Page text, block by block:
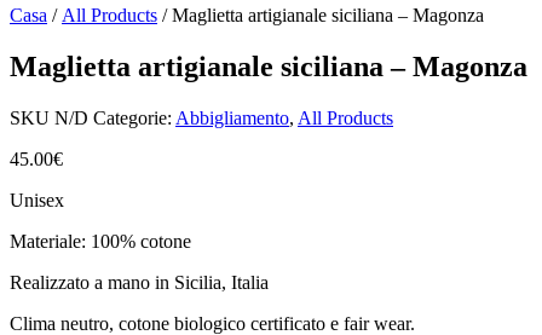
Casa / All Products / Maglietta artigianale siciliana – Magonza
Maglietta artigianale siciliana – Magonza
SKU N/D Categorie: Abbigliamento, All Products
45.00€
Unisex
Materiale: 100% cotone
Realizzato a mano in Sicilia, Italia
Clima neutro, cotone biologico certificato e fair wear.